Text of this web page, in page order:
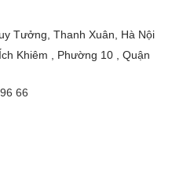
Tưởng, Thanh Xuân, Hà Nội
Khiêm , Phường 10 , Quận
66